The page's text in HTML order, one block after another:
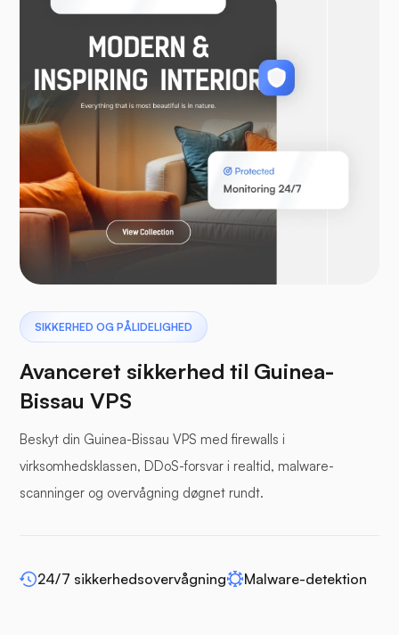
WooCommerce
Laravel
SIKKERHED OG PÅLIDELIGHED
Avanceret sikkerhed til Guinea-
Bissau VPS
Beskyt din Guinea-Bissau VPS med firewalls i
virksomhedsklassen, DDoS-forsvar i realtid, malware-
scanninger og overvågning døgnet rundt.
24/7 sikkerhedsovervågning Malware-detektion